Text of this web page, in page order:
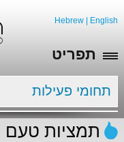
Hebrew English
תפריט
תחומי פעילות
תמציות טעם